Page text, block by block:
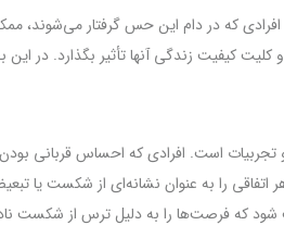
که در دام این حس گرفتار می‌شوند،
کیفیت زندگی آنها تأثیر بگذارد. در
است. افرادی که احساس قربانی بودن
اتفاقی را به عنوان نشانه‌ای از شکست یا
که فرصت‌ها را به دلیل ترس از شکست